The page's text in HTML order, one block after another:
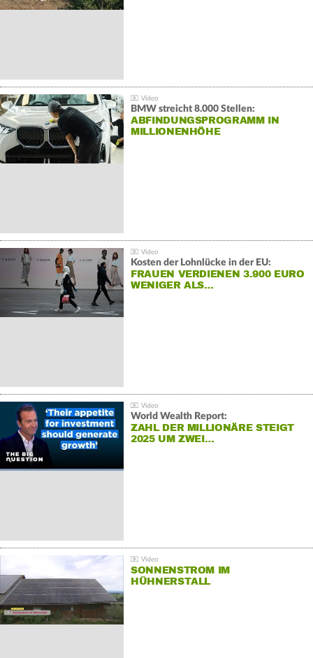
BMW streicht 8.000 Stellen:
ABFINDUNGSPROGRAMM IN
MILLIONENHÖHE
Kosten der Lohnlücke in der EU:
FRAUEN VERDIENEN 3.900 EURO
WENIGER ALS…
World Wealth Report:
ZAHL DER MILLIONÄRE STEIGT
2025 UM ZWEI…
SONNENSTROM IM
HÜHNERSTALL